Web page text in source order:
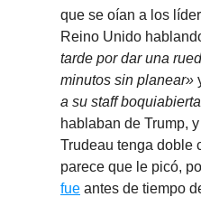
que se oían a los
Reino Unido
tarde por dar una
minutos sin planear»
a su staff
hablaban de Trump,
Trudeau tenga doble
parece que le picó,
fue antes de tiempo